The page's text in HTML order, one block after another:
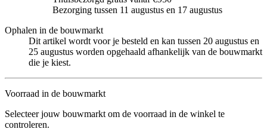
Bezorging tussen 11 augustus en 17 augustus
Ophalen in de bouwmarkt
Dit artikel wordt voor je besteld en kan tussen 20 augustus en
25 augustus worden opgehaald afhankelijk van de bouwmarkt
die je kiest.
Voorraad in de bouwmarkt
Selecteer jouw bouwmarkt om de voorraad in de winkel te
controleren.